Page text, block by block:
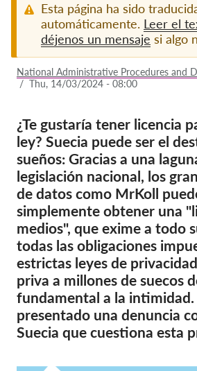
¡Apoyanos!
Afiliación
Donaciones
Tax
Inciar
Sobre
Equipo
Informes
Preguntas
Empleos
Recursos
OnionShare
Esta página ha sido
automáticamente. Leer el
déjenos un mensaje si algo
National Administrative Procedures and
/ Thu, 14/03/2024 - 08:00
¿Te gustaría tener licencia
ley? Suecia puede ser el
sueños: Gracias a una
legislación nacional, los
de datos como MrKoll
simplemente obtener una
medios", que exime a todo
todas las obligaciones
estrictas leyes de
priva a millones de suecos
fundamental a la intimidad.
presentado una denuncia
Suecia que cuestiona esta